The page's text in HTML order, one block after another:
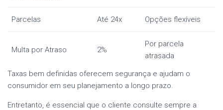
Parcelas Até 24x Opções flexíveis
Multa por Atraso 2%
Por parcela
atrasada
Taxas bem definidas oferecem segurança e ajudam o
consumidor em seu planejamento a longo prazo.
Entretanto, é essencial que o cliente consulte sempre a